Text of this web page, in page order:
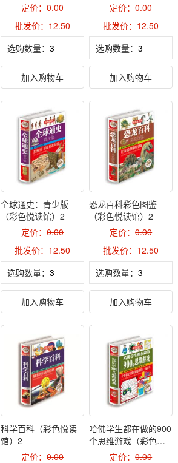
定价： 0.00
批发价：12.50
选购数量：
加入购物车
定价：0.00
批发价：12.50
选购数量：
加入购物车
全球通史：青少版
（彩色悦读馆）2
定价： 0.00
批发价：12.50
选购数量：
加入购物车
恐龙百科彩色图鉴
（彩色悦读馆）2
定价：0.00
批发价：12.50
选购数量：
加入购物车
科学百科（彩色悦读
馆）2
定价： 0.00
哈佛学生都在做的900
个思维游戏（彩色悦
读馆）2定价：0.00